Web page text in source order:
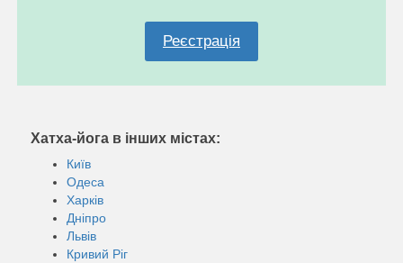
Реєстрація
Хатха-йога в інших містах:
Київ
Одеса
Харків
Дніпро
Львів
Кривий Ріг